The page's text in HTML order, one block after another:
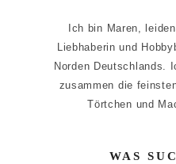
Ich bin Maren,
Liebhaberin und
Norden Deutschlands.
zusammen die
Törtchen und
WAS